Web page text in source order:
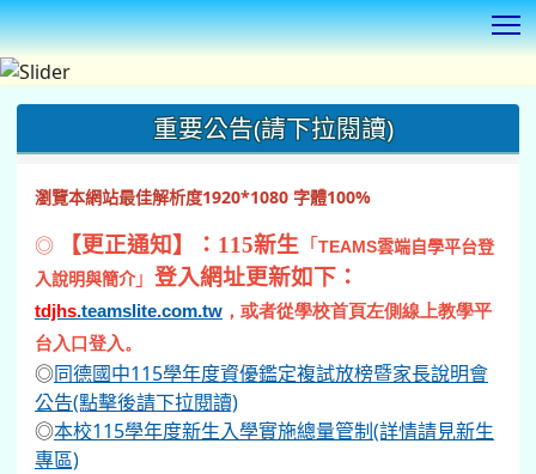
重要公告(請下拉閱讀)
瀏覽本網站最佳解析度1920*1080 字體100%
◎ 【更正通知】：115新生 「 TEAMS雲端自學平台登
入說明與簡介」 登入網址更新如下：
tdjhs.teamslite.com.tw ，或者從學校首頁左側線上教學平
台入口登入。
◎同德國中115學年度資優鑑定複試放榜暨家長說明會
公告(點擊後請下拉閱讀)
◎本校115學年度新生入學實施總量管制(詳情請見新生
專區)